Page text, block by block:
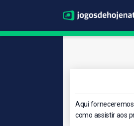
Aqui
como assistir aos